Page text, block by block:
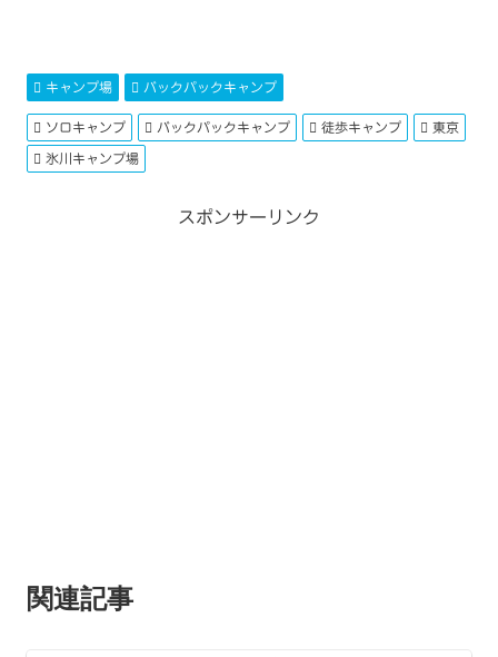
キャンプ場 バックパックキャンプ
ソロキャンプ バックパックキャンプ 徒歩キャンプ 東京
氷川キャンプ場
スポンサーリンク
関連記事